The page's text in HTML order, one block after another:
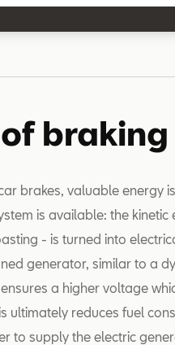
brakes, valuable energy
is available: the
- is turned into
generator, similar to a
a higher voltage
ultimately reduces fuel
to supply the electric